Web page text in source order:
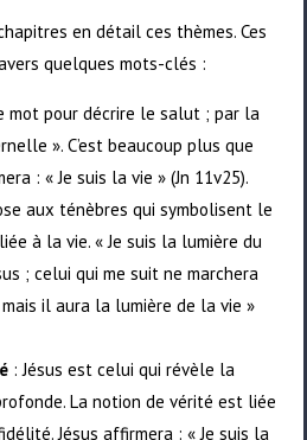
en détail ces thèmes. Ces
quelques mots-clés :
mot pour décrire le salut ; par la
». C’est beaucoup plus que
: « Je suis la vie » (Jn 11v25).
aux ténèbres qui symbolisent le
à la vie. « Je suis la lumière du
; celui qui me suit ne marchera
il aura la lumière de la vie »
: Jésus est celui qui révèle la
La notion de vérité est liée
Jésus affirmera : « Je suis la